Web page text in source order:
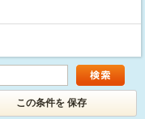
この条件を 保存